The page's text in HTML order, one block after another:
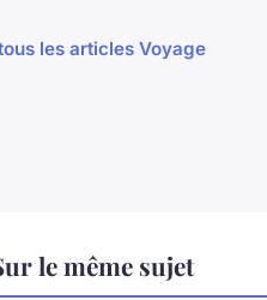
les articles Voyage
le même sujet